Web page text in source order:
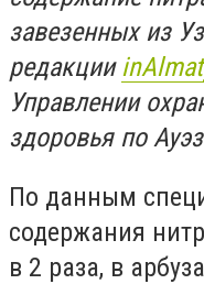
завезенных из
редакции
Управлении
здоровья по
По данным
содержания
в 2 раза, в